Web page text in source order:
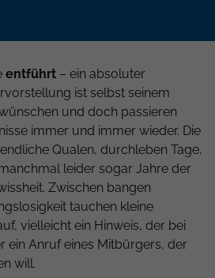
entführt – ein absoluter
ist selbst seinem
und doch passieren
immer und immer wieder. Die
Qualen, durchleben Tage,
leider sogar Jahre der
Zwischen bangen
tauchen kleine
vielleicht ein Hinweis, der bei
ein Anruf eines Mitbürgers, der
will.